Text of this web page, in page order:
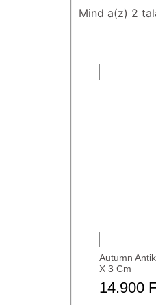
Mind a(z) 2
Autumn
X 3 Cm
14.900